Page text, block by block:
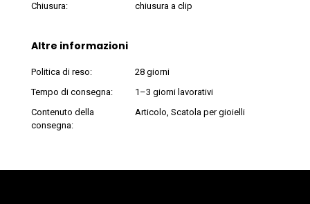
Chiusura: chiusura a clip
Altre informazioni
Politica di reso:
28 giorni
Tempo di consegna:
1–3 giorni lavorativi
Contenuto della
consegna:
Articolo, Scatola per gioielli